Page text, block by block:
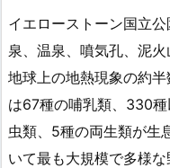
イエローストーン国立
泉、温泉、噴気孔、泥
地球上の地熱現象の約
は67種の哺乳類、330
虫類、5種の両生類が生
いて最も大規模で多様